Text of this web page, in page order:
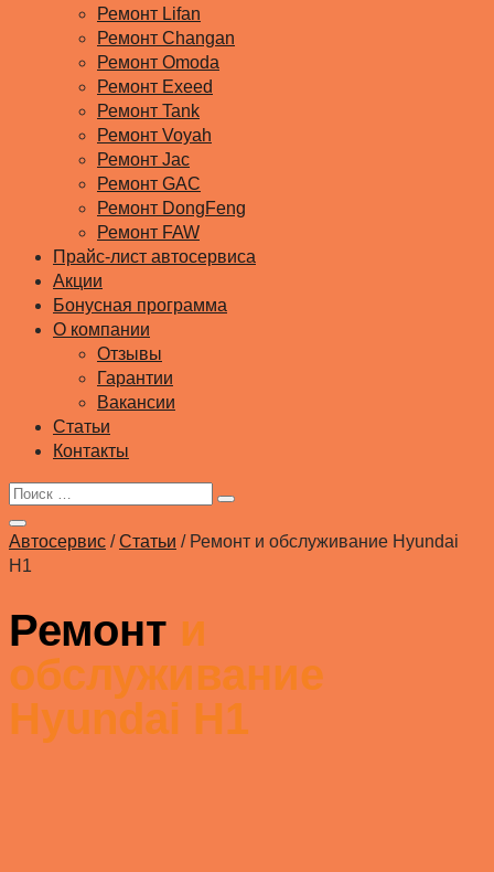
Ремонт Lifan
Ремонт Changan
Ремонт Omoda
Ремонт Exeed
Ремонт Tank
Ремонт Voyah
Ремонт Jac
Ремонт GAC
Ремонт DongFeng
Ремонт FAW
Прайс-лист автосервиса
Акции
Бонусная программа
О компании
Отзывы
Гарантии
Вакансии
Статьи
Контакты
Автосервис / Статьи / Ремонт и обслуживание Hyundai
H1
Ремонт и
обслуживание
Hyundai H1